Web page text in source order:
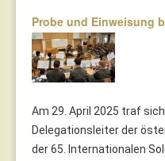
Probe und Einweisung
Am 29. April 2025 traf
Delegationsleiter der
der 65. Internationalen